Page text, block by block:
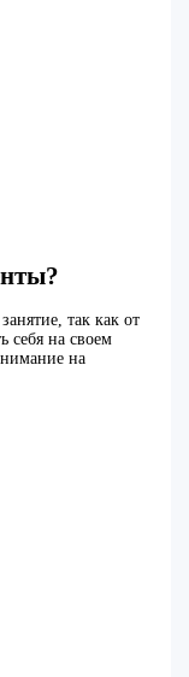
так как от
себя на своем
на